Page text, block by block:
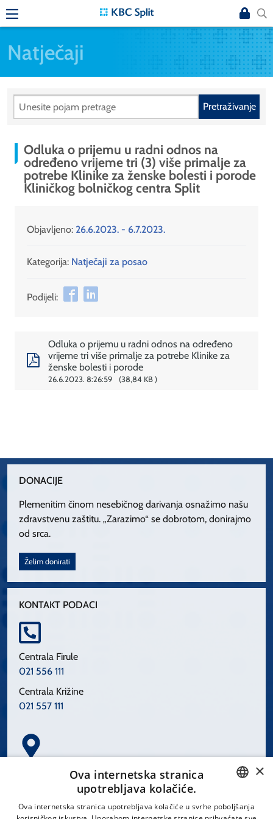
Natječaji
Pretraživanje
Odluka o prijemu u radni odnos na
određeno vrijeme tri (3) više primalje za
potrebe Klinike za ženske bolesti i porode
Kliničkog bolničkog centra Split
Objavljeno: 26.6.2023. - 6.7.2023.
Kategorija: Natječaji za posao
Podijeli:
Odluka o prijemu u radni odnos na određeno
vrijeme tri više primalje za potrebe Klinike za
ženske bolesti i porode
26.6.2023. 8:26:59 38,84 KB
DONACIJE
Plemenitim činom nesebičnog darivanja osnažimo našu
zdravstvenu zaštitu. „Zarazimo“ se dobrotom, donirajmo
od srca.
Želim donirati
KONTAKT PODACI
Centrala Firule
021 556 111
Centrala Križine
021 557 111
Spinčićeva 1, 21000 Split
CROATIAN
×
Ova internetska stranica
upotrebljava kolačiće.
Ova internetska stranica upotrebljava kolačiće u svrhe poboljšanja